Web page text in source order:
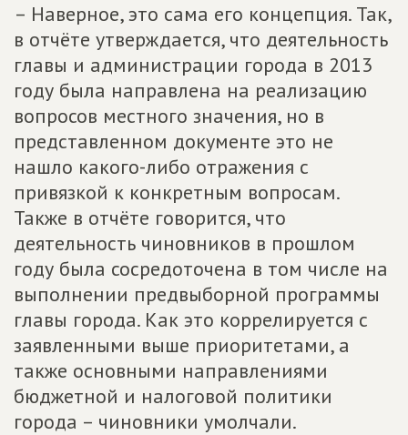
– Наверное, это сама его концепция. Так,
в отчёте утверждается, что деятельность
главы и администрации города в 2013
году была направлена на реализацию
вопросов местного значения, но в
представленном документе это не
нашло какого-либо отражения с
привязкой к конкретным вопросам.
Также в отчёте говорится, что
деятельность чиновников в прошлом
году была сосредоточена в том числе на
выполнении предвыборной программы
главы города. Как это коррелируется с
заявленными выше приоритетами, а
также основными направлениями
бюджетной и налоговой политики
города – чиновники умолчали.